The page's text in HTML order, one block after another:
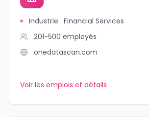
Industrie: Financial Services
201-500 employés
onedatascan.com
Voir les emplois et détails